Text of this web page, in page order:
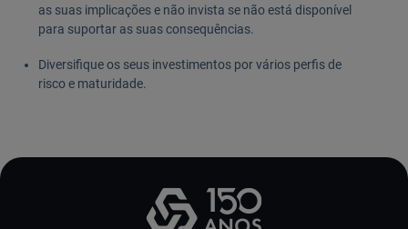
as suas implicações e não invista se não está disponível
para suportar as suas consequências.
Diversifique os seus investimentos por vários perfis de
risco e maturidade.